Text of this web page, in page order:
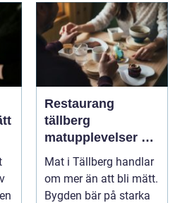
Restaurang
tällberg
matupplevelser vid
siljan med rötter i
dalatradition
Mat i Tällberg handlar
om mer än att bli mätt.
Bygden bär på starka